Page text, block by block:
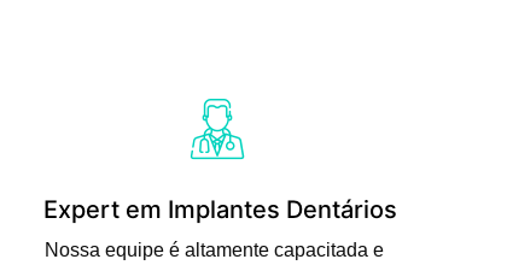
Expert em Implantes Dentários
Nossa equipe é altamente capacitada e